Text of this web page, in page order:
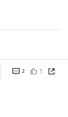
2 1